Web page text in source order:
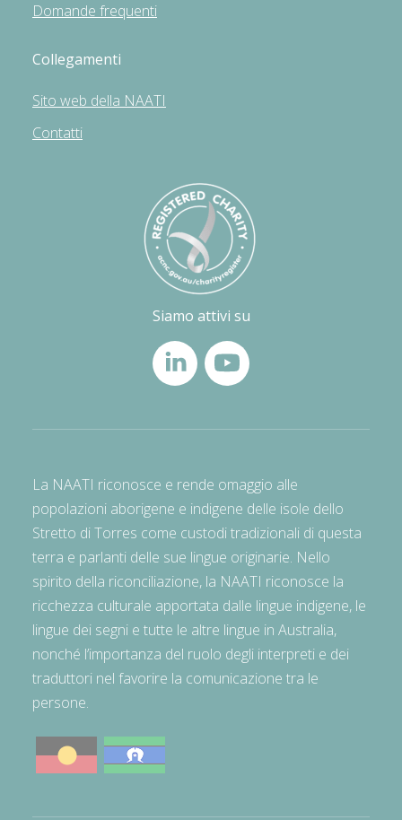
Domande frequenti
Collegamenti
Sito web della NAATI
Contatti
Siamo attivi su
La NAATI riconosce e rende omaggio alle
popolazioni aborigene e indigene delle isole dello
Stretto di Torres come custodi tradizionali di questa
terra e parlanti delle sue lingue originarie. Nello
spirito della riconciliazione, la NAATI riconosce la
ricchezza culturale apportata dalle lingue indigene, le
lingue dei segni e tutte le altre lingue in Australia,
nonché l’importanza del ruolo degli interpreti e dei
traduttori nel favorire la comunicazione tra le
persone.